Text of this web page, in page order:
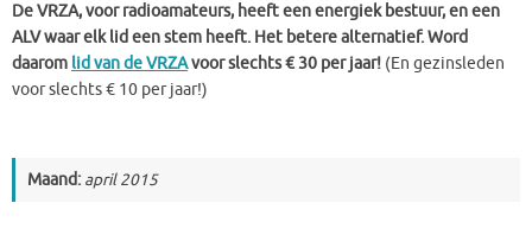
De VRZA, voor radioamateurs, heeft een energiek bestuur, en een
ALV waar elk lid een stem heeft. Het betere alternatief. Word
daarom lid van de VRZAvoor slechts € 30 per jaar! (En gezinsleden
voor slechts € 10 per jaar!)
Maand: april 2015